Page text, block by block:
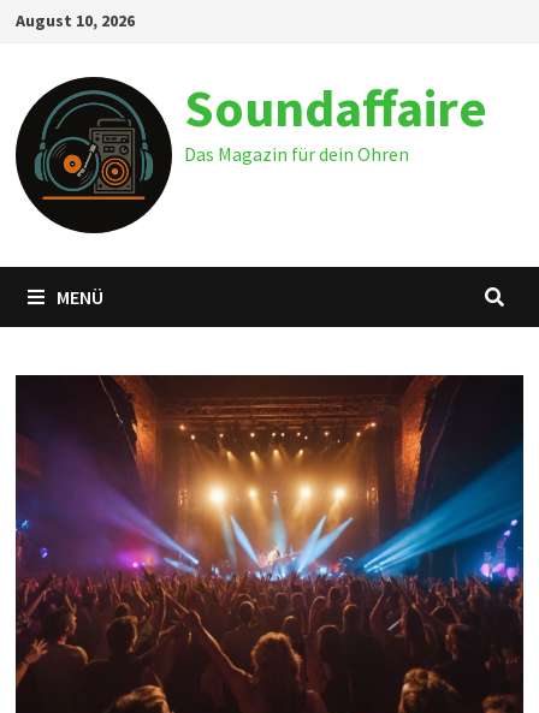
Zum
springen
August 10, 2026
Soundaffaire
Das Magazin für dein Ohren
MENÜ